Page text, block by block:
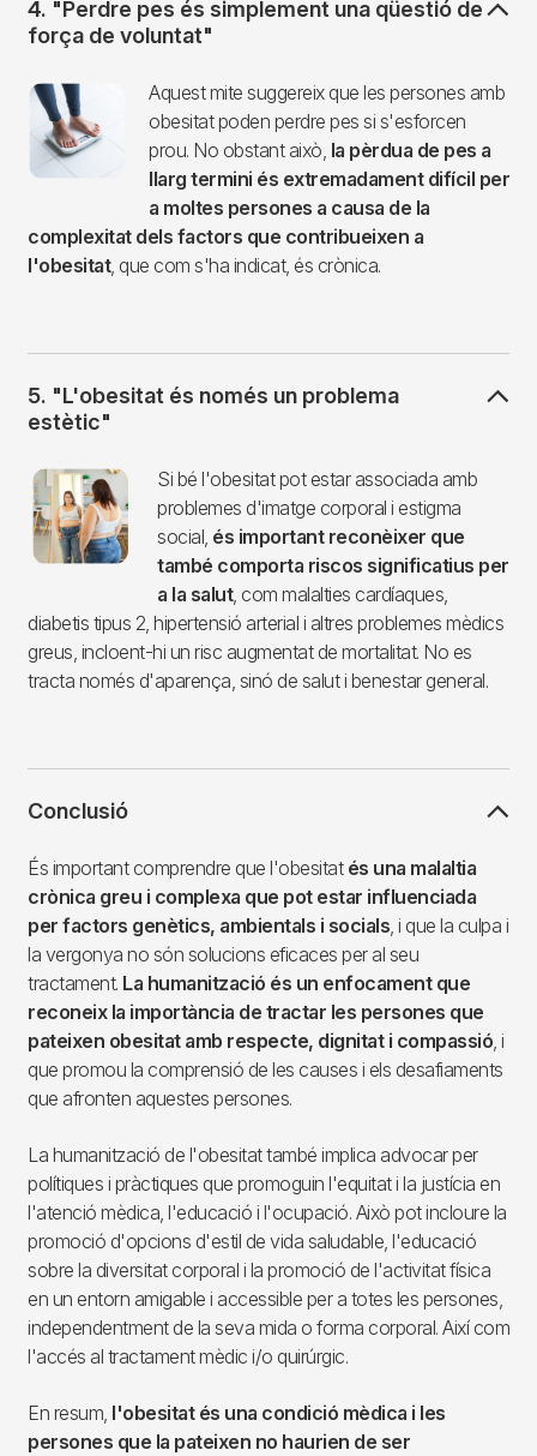
4. "Perdre pes és simplement una qüestió de
força de voluntat"
Imagen
Aquest mite suggereix que les persones amb
obesitat poden perdre pes si s'esforcen
prou. No obstant això, la pèrdua de pes a
llarg termini és extremadament difícil per
a moltes persones a causa de la
complexitat dels factors que contribueixen a
l'obesitat, que com s'ha indicat, és crònica.
5. "L'obesitat és només un problema
estètic"
Imagen
Si bé l'obesitat pot estar associada amb
problemes d'imatge corporal i estigma
social, és important reconèixer que
també comporta riscos significatius per
a la salut, com malalties cardíaques,
diabetis tipus 2, hipertensió arterial i altres problemes mèdics
greus, incloent-hi un risc augmentat de mortalitat. No es
tracta només d'aparença, sinó de salut i benestar general.
Conclusió
És important comprendre que l'obesitat és una malaltia
crònica greu i complexa que pot estar influenciada
per factors genètics, ambientals i socials, i que la culpa i
la vergonya no són solucions eficaces per al seu
tractament. La humanització és un enfocament que
reconeix la importància de tractar les persones que
pateixen obesitat amb respecte, dignitat i compassió, i
que promou la comprensió de les causes i els desafiaments
que afronten aquestes persones.
La humanització de l'obesitat també implica advocar per
polítiques i pràctiques que promoguin l'equitat i la justícia en
l'atenció mèdica, l'educació i l'ocupació. Això pot incloure la
promoció d'opcions d'estil de vida saludable, l'educació
sobre la diversitat corporal i la promoció de l'activitat física
en un entorn amigable i accessible per a totes les persones,
independentment de la seva mida o forma corporal. Així com
l'accés al tractament mèdic i/o quirúrgic.
En resum, l'obesitat és una condició mèdica i les
persones que la pateixen no haurien de ser